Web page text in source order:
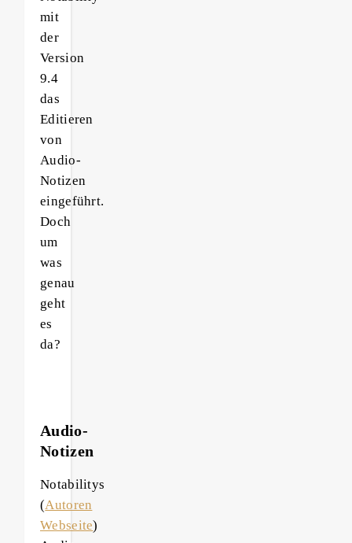
mit
der
Version
9.4
das
Editieren
von
Audio-
Notizen
eingeführt.
Doch
um
was
genau
geht
es
da?
Audio-
Notizen
Notabilitys
(Autoren
Webseite)